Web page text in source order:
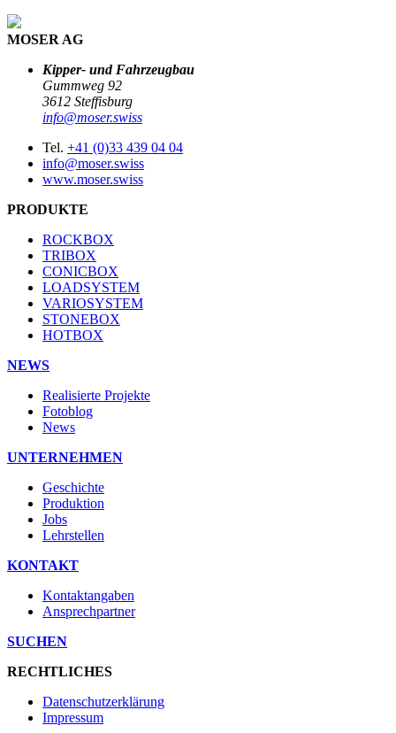
MOSER AG
Kipper- und Fahrzeugbau
Gummweg 92
3612 Steffisburg
info@moser.swiss
Tel. +41 (0)33 439 04 04
info@moser.swiss
www.moser.swiss
PRODUKTE
ROCKBOX
TRIBOX
CONICBOX
LOADSYSTEM
VARIOSYSTEM
STONEBOX
HOTBOX
NEWS
Realisierte Projekte
Fotoblog
News
UNTERNEHMEN
Geschichte
Produktion
Jobs
Lehrstellen
KONTAKT
Kontaktangaben
Ansprechpartner
SUCHEN
RECHTLICHES
Datenschutzerklärung
Impressum